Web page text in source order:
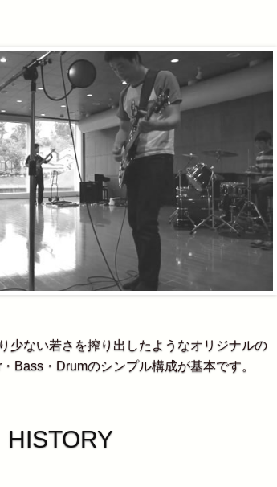
少ない若さを搾り出したようなオリジナルの
Bass・Drumのシンプル構成が基本です。
HISTORY